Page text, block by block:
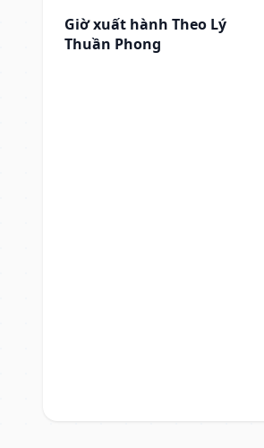
Giờ xuất hành Theo Lý
Thuần Phong